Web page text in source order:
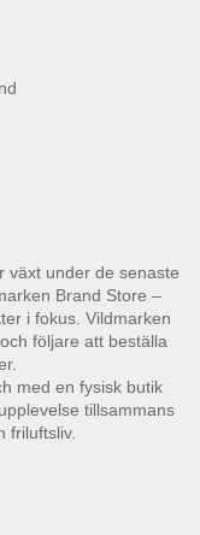
växt under de senaste
Brand Store –
i fokus. Vildmarken
följare att beställa
med en fysisk butik
tillsammans
friluftsliv.